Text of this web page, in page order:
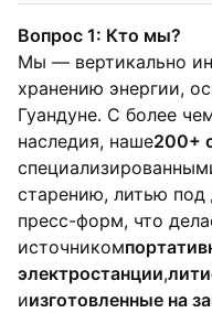
Вопрос 1: Кто мы?
Мы — вертикально
хранению энергии,
Гуандуне. С более
наследия, наше200+
старению, литью под
пресс-форм, что
источником
электростанции,
иизготовленные на